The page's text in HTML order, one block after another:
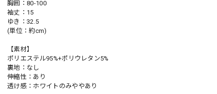
胸囲：80-100
袖丈：15
ゆき：32.5
(単位：約cm)
【素材】
ポリエステル95%+ポリウレタン5%
裏地：なし
伸縮性：あり
透け感：ホワイトのみややあり